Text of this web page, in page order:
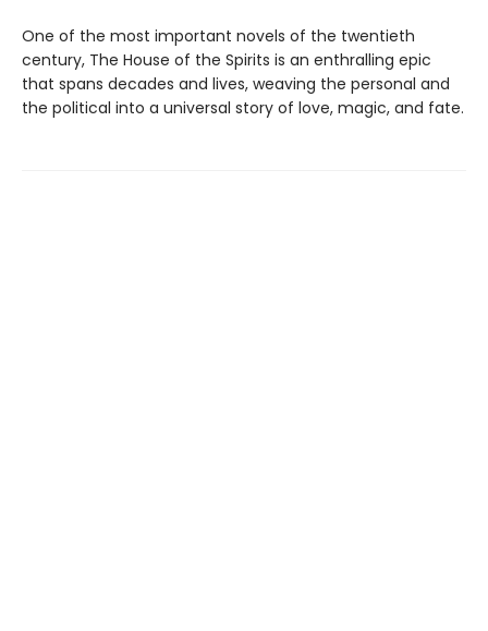
One of the most important novels of the twentieth
century, The House of the Spirits is an enthralling epic
that spans decades and lives, weaving the personal and
the political into a universal story of love, magic, and fate.